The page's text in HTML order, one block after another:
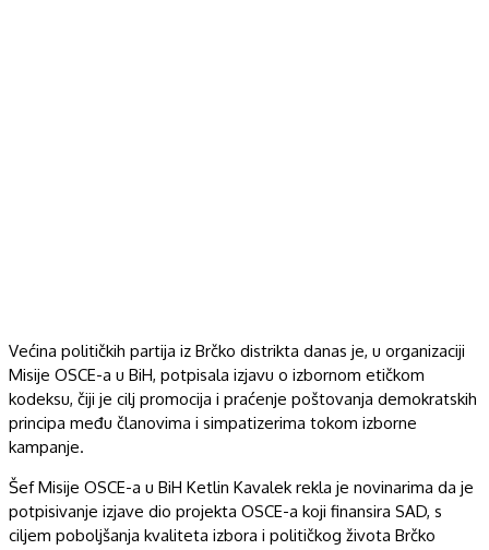
Većina političkih partija iz Brčko distrikta danas je, u organizaciji
Misije OSCE-a u BiH, potpisala izjavu o izbornom etičkom
kodeksu, čiji je cilj promocija i praćenje poštovanja demokratskih
principa među članovima i simpatizerima tokom izborne
kampanje.
Šef Misije OSCE-a u BiH Ketlin Kavalek rekla je novinarima da je
potpisivanje izjave dio projekta OSCE-a koji finansira SAD, s
ciljem poboljšanja kvaliteta izbora i političkog života Brčko